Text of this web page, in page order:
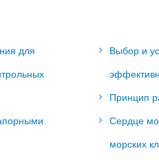
для Выбор и
Принцип
Сердце
морских